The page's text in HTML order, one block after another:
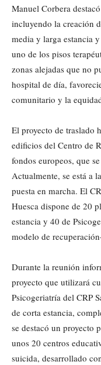
Manuel Corbera
incluyendo la creación
media y larga estancia
uno de los pisos
zonas alejadas que no
hospital de día,
comunitario y la
El proyecto de traslado
edificios del Centro de
fondos europeos, que
Actualmente, se está a
puesta en marcha. El
Huesca dispone de 20
estancia y 40 de
modelo de
Durante la reunión
proyecto que utilizará
Psicogeriatría del CRP
de corta estancia,
se destacó un proyecto
unos 20 centros
suicida, desarrollado